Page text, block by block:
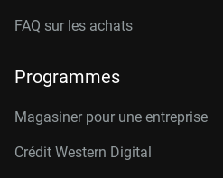
FAQ sur les achats
Programmes
Magasiner pour une entreprise
Crédit Western Digital